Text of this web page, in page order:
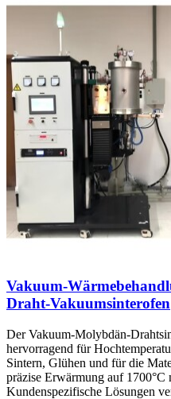
Vakuum-
Draht-Vakuumsinterofen
Der Vakuum-Molybdän-
hervorragend für
Sintern, Glühen und für die
präzise Erwärmung auf 1700°C
Kundenspezifische Lösungen